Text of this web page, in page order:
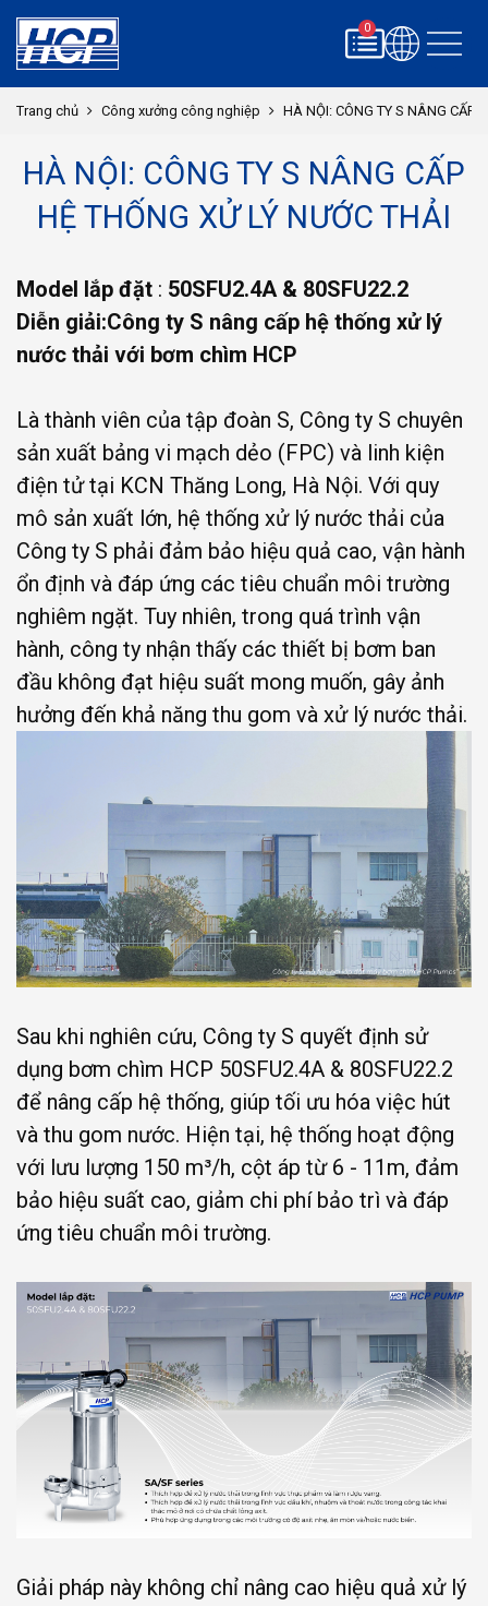
0
Trang chủ Công xưởng công nghiệp HÀ NỘI: CÔNG TY S NÂNG CẤP
HÀ NỘI: CÔNG TY S NÂNG CẤP
HỆ THỐNG XỬ LÝ NƯỚC THẢI
Model lắp đặt : 50SFU2.4A & 80SFU22.2
Diễn giải:Công ty S nâng cấp hệ thống xử lý
nước thải với bơm chìm HCP
Là thành viên của tập đoàn S, Công ty S chuyên
sản xuất bảng vi mạch dẻo (FPC) và linh kiện
điện tử tại KCN Thăng Long, Hà Nội. Với quy
mô sản xuất lớn, hệ thống xử lý nước thải của
Công ty S phải đảm bảo hiệu quả cao, vận hành
ổn định và đáp ứng các tiêu chuẩn môi trường
nghiêm ngặt. Tuy nhiên, trong quá trình vận
hành, công ty nhận thấy các thiết bị bơm ban
đầu không đạt hiệu suất mong muốn, gây ảnh
hưởng đến khả năng thu gom và xử lý nước thải.
Sau khi nghiên cứu, Công ty S quyết định sử
dụng bơm chìm HCP 50SFU2.4A & 80SFU22.2
để nâng cấp hệ thống, giúp tối ưu hóa việc hút
và thu gom nước. Hiện tại, hệ thống hoạt động
với lưu lượng 150 m³/h, cột áp từ 6 - 11m, đảm
bảo hiệu suất cao, giảm chi phí bảo trì và đáp
ứng tiêu chuẩn môi trường.
Giải pháp này không chỉ nâng cao hiệu quả xử lý